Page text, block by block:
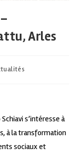
Arles
s’intéresse à
à la transformation
sociaux et